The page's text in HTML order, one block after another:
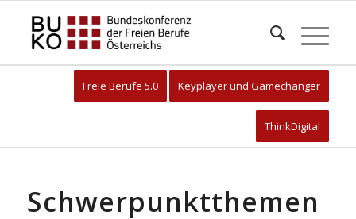
Freie Berufe 5.0 Keyplayer und Gamechanger
ThinkDigital
Schwerpunktthemen